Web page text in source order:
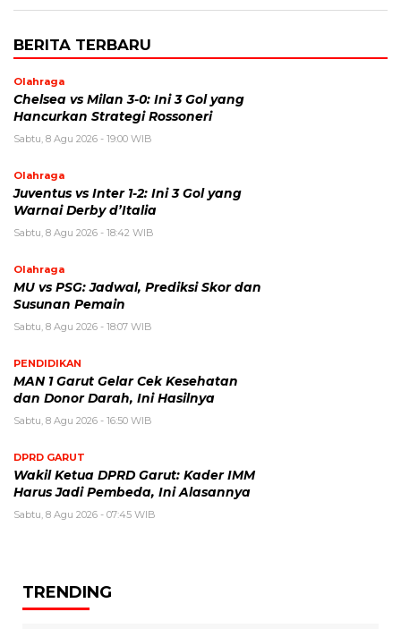
BERITA TERBARU
Olahraga
Chelsea vs Milan 3-0: Ini 3 Gol yang
Hancurkan Strategi Rossoneri
Sabtu, 8 Agu 2026 - 19:00 WIB
Olahraga
Juventus vs Inter 1-2: Ini 3 Gol yang
Warnai Derby d’Italia
Sabtu, 8 Agu 2026 - 18:42 WIB
Olahraga
MU vs PSG: Jadwal, Prediksi Skor dan
Susunan Pemain
Sabtu, 8 Agu 2026 - 18:07 WIB
PENDIDIKAN
MAN 1 Garut Gelar Cek Kesehatan
dan Donor Darah, Ini Hasilnya
Sabtu, 8 Agu 2026 - 16:50 WIB
DPRD GARUT
Wakil Ketua DPRD Garut: Kader IMM
Harus Jadi Pembeda, Ini Alasannya
Sabtu, 8 Agu 2026 - 07:45 WIB
TRENDING